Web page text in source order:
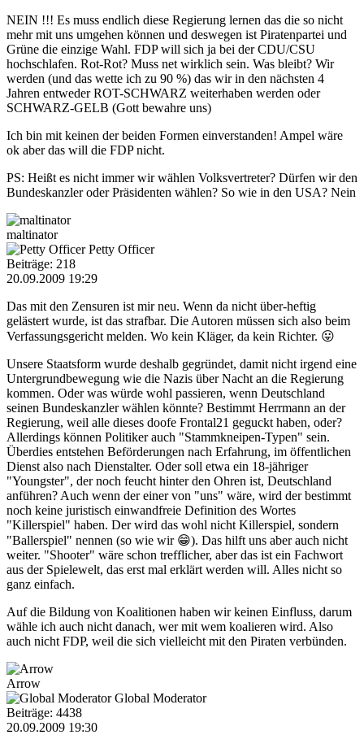
NEIN !!! Es muss endlich diese Regierung lernen das die so nicht
mehr mit uns umgehen können und deswegen ist Piratenpartei und
Grüne die einzige Wahl. FDP will sich ja bei der CDU/CSU
hochschlafen. Rot-Rot? Muss net wirklich sein. Was bleibt? Wir
werden (und das wette ich zu 90 %) das wir in den nächsten 4
Jahren entweder ROT-SCHWARZ weiterhaben werden oder
SCHWARZ-GELB (Gott bewahre uns)
Ich bin mit keinen der beiden Formen einverstanden! Ampel wäre
ok aber das will die FDP nicht.
PS: Heißt es nicht immer wir wählen Volksvertreter? Dürfen wir den
Bundeskanzler oder Präsidenten wählen? So wie in den USA? Nein
maltinator
Petty Officer
Beiträge: 218
20.09.2009 19:29
Das mit den Zensuren ist mir neu. Wenn da nicht über-heftig
gelästert wurde, ist das strafbar. Die Autoren müssen sich also beim
Verfassungsgericht melden. Wo kein Kläger, da kein Richter. 😛
Unsere Staatsform wurde deshalb gegründet, damit nicht irgend eine
Untergrundbewegung wie die Nazis über Nacht an die Regierung
kommen. Oder was würde wohl passieren, wenn Deutschland
seinen Bundeskanzler wählen könnte? Bestimmt Herrmann an der
Regierung, weil alle dieses doofe Frontal21 geguckt haben, oder?
Allerdings können Politiker auch "Stammkneipen-Typen" sein.
Überdies entstehen Beförderungen nach Erfahrung, im öffentlichen
Dienst also nach Dienstalter. Oder soll etwa ein 18-jähriger
"Youngster", der noch feucht hinter den Ohren ist, Deutschland
anführen? Auch wenn der einer von "uns" wäre, wird der bestimmt
noch keine juristisch einwandfreie Definition des Wortes
"Killerspiel" haben. Der wird das wohl nicht Killerspiel, sondern
"Ballerspiel" nennen (so wie wir 😁). Das hilft uns aber auch nicht
weiter. "Shooter" wäre schon trefflicher, aber das ist ein Fachwort
aus der Spielewelt, das erst mal erklärt werden will. Alles nicht so
ganz einfach.
Auf die Bildung von Koalitionen haben wir keinen Einfluss, darum
wähle ich auch nicht danach, wer mit wem koalieren wird. Also
auch nicht FDP, weil die sich vielleicht mit den Piraten verbünden.
Arrow
Global Moderator
Beiträge: 4438
20.09.2009 19:30